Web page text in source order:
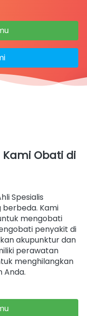
Obati di
Spesialis
berbeda. Kami
mengobati
penyakit di
akupunktur dan
perawatan
menghilangkan
Anda.